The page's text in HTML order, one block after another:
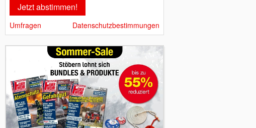
Umfragen Datenschutzbestimmungen